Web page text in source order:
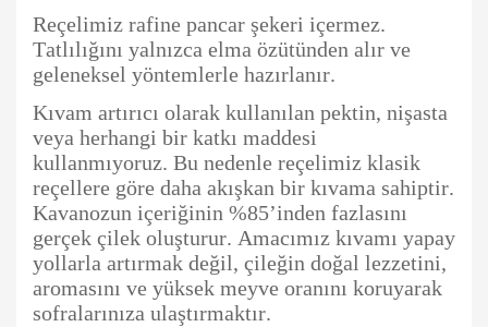
Reçelimiz rafine pancar şekeri içermez.
Tatlılığını yalnızca elma özütünden alır ve
geleneksel yöntemlerle hazırlanır.
Kıvam artırıcı olarak kullanılan pektin, nişasta
veya herhangi bir katkı maddesi
kullanmıyoruz. Bu nedenle reçelimiz klasik
reçellere göre daha akışkan bir kıvama sahiptir.
Kavanozun içeriğinin %85’inden fazlasını
gerçek çilek oluşturur. Amacımız kıvamı yapay
yollarla artırmak değil, çileğin doğal lezzetini,
aromasını ve yüksek meyve oranını koruyarak
sofralarınıza ulaştırmaktır.